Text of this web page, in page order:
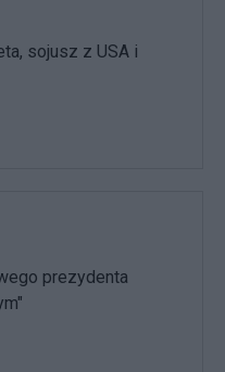
sojusz z USA i
prezydenta